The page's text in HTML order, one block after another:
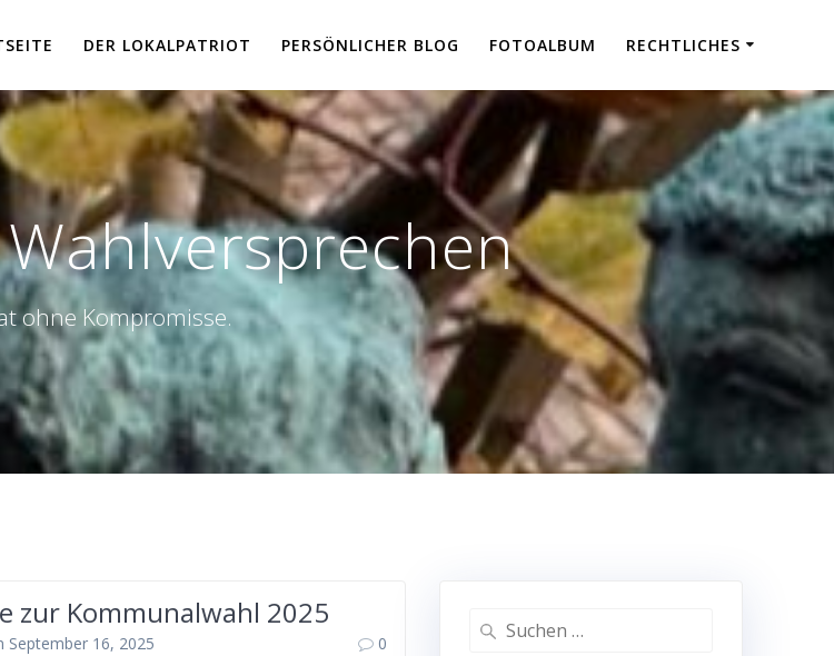
DER LOKALPATRIOT PERSÖNLICHER BLOG FOTOALBUM RECHTLICHES
Wahlversprechen
ohne Kompromisse.
zur Kommunalwahl 2025
September 16, 2025 0
Suchen